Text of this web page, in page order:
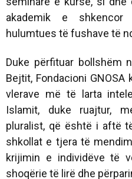
akademik e shkencor
hulumtues të fushave të
Duke përfituar bollshëm
Bejtit, Fondacioni
vlerave më të larta
Islamit, duke ruajtur,
pluralist, që është i aftë
shkollat e tjera të
krijimin e individëve të
shoqërie të lirë dhe